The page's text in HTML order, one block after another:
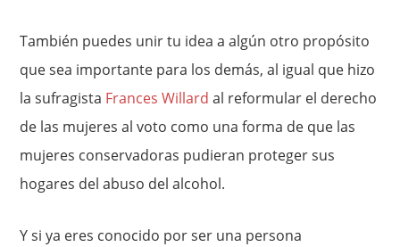
También puedes unir tu idea a algún otro propósito
que sea importante para los demás, al igual que hizo
la sufragista Frances Willard al reformular el derecho
de las mujeres al voto como una forma de que las
mujeres conservadoras pudieran proteger sus
hogares del abuso del alcohol.
Y si ya eres conocido por ser una persona